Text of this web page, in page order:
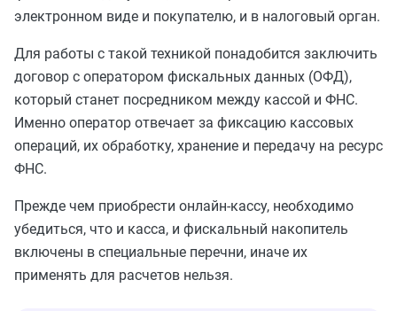
электронном виде и покупателю, и в налоговый орган.
Для работы с такой техникой понадобится заключить
договор с оператором фискальных данных (ОФД),
который станет посредником между кассой и ФНС.
Именно оператор отвечает за фиксацию кассовых
операций, их обработку, хранение и передачу на ресурс
ФНС.
Прежде чем приобрести онлайн-кассу, необходимо
убедиться, что и касса, и фискальный накопитель
включены в специальные перечни, иначе их
применять для расчетов нельзя.